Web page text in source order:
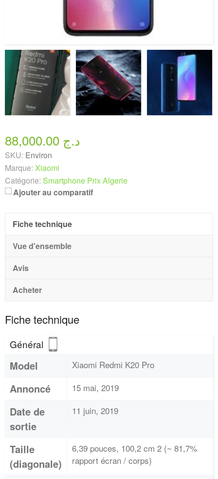
88,000.00 د.ج
SKU: Environ
Marque: Xiaomi
Catégorie: Smartphone Prix Algerie
Ajouter au comparatif
Fiche technique
Vue d'ensemble
Avis
Acheter
Fiche technique
Général
Model Xiaomi Redmi K20 Pro
Annoncé 15 mai, 2019
Date de
sortie
11 juin, 2019
Taille
(diagonale)
6,39 pouces, 100,2 cm 2 (~ 81,7%
rapport écran / corps)